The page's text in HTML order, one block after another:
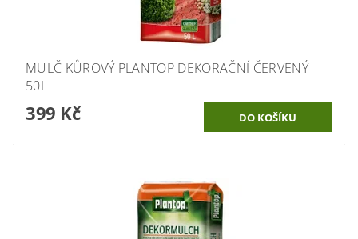
MULČ KŮROVÝ PLANTOP DEKORAČNÍ ČERVENÝ
50L
399 Kč